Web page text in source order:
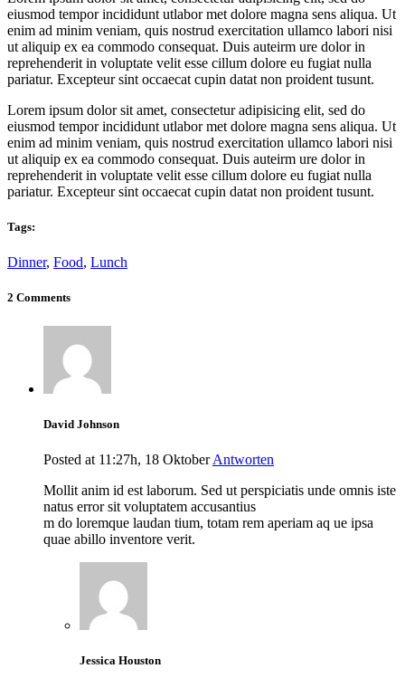
eiusmod tempor incididunt utlabor met dolore magna sens aliqua. Ut
enim ad minim veniam, quis nostrud exercitation ullamco labori nisi
ut aliquip ex ea commodo consequat. Duis auteirm ure dolor in
reprehenderit in voluptate velit esse cillum dolore eu fugiat nulla
pariatur. Excepteur sint occaecat cupin datat non proident tusunt.
Lorem ipsum dolor sit amet, consectetur adipisicing elit, sed do
eiusmod tempor incididunt utlabor met dolore magna sens aliqua. Ut
enim ad minim veniam, quis nostrud exercitation ullamco labori nisi
ut aliquip ex ea commodo consequat. Duis auteirm ure dolor in
reprehenderit in voluptate velit esse cillum dolore eu fugiat nulla
pariatur. Excepteur sint occaecat cupin datat non proident tusunt.
Tags:
Dinner, Food, Lunch
2 Comments
David Johnson
Posted at 11:27h, 18 Oktober Antworten
Mollit anim id est laborum. Sed ut perspiciatis unde omnis iste
natus error sit voluptatem accusantius
m do loremque laudan tium, totam rem aperiam aq ue ipsa
quae abillo inventore verit.
Jessica Houston